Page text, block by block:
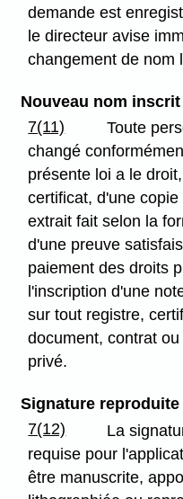
demande est
le directeur avise
changement de nom
Nouveau nom
7(11)
Toute
changé
présente loi a le
certificat, d'une
extrait fait selon la
d'une preuve
paiement des droits
l'inscription d'une
sur tout registre,
document, contrat
privé.
Signature
7(12)
La
requise pour
être manuscrite,